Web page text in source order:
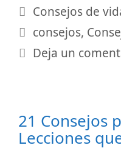
Categorías
Consejos de
Etiquetas
consejos,
Deja un
21 Consejos
Lecciones